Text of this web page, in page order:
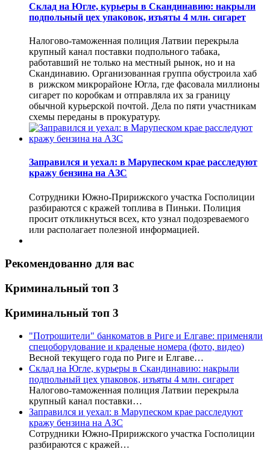
Склад на Югле, курьеры в Скандинавию: накрыли
подпольный цех упаковок, изъяты 4 млн. сигарет
Налогово-таможенная полиция Латвии перекрыла
крупный канал поставки подпольного табака,
работавший не только на местный рынок, но и на
Скандинавию. Организованная группа обустроила хаб
в рижском микрорайоне Югла, где фасовала миллионы
сигарет по коробкам и отправляла их за границу
обычной курьерской почтой. Дела по пяти участникам
схемы переданы в прокуратуру.
Заправился и уехал: в Марупеском крае расследуют
кражу бензина на АЗС
Сотрудники Южно-Пририжского участка Госполиции
разбираются с кражей топлива в Пиньки. Полиция
просит откликнуться всех, кто узнал подозреваемого
или располагает полезной информацией.
Рекомендованно для вас
Криминальный топ 3
Криминальный топ 3
"Потрошители" банкоматов в Риге и Елгаве: применяли
спецоборудование и краденые номера (фото, видео)
Весной текущего года по Риге и Елгаве…
Склад на Югле, курьеры в Скандинавию: накрыли
подпольный цех упаковок, изъяты 4 млн. сигарет
Налогово-таможенная полиция Латвии перекрыла
крупный канал поставки…
Заправился и уехал: в Марупеском крае расследуют
кражу бензина на АЗС
Сотрудники Южно-Пририжского участка Госполиции
разбираются с кражей…